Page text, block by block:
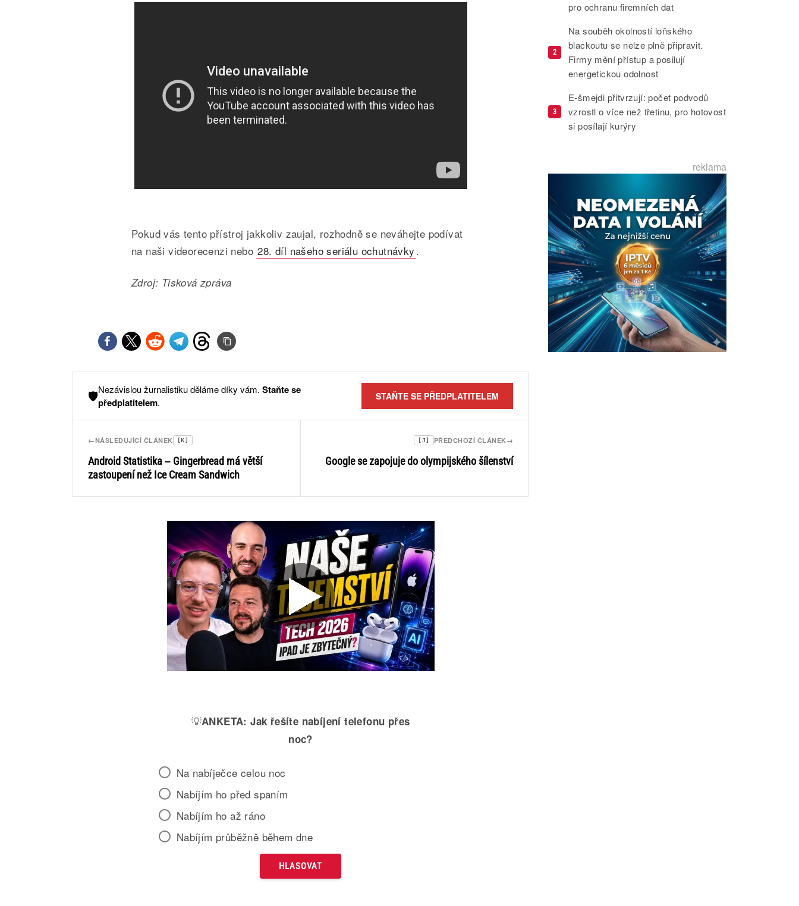
Pokud vás tento přístroj jakkoliv zaujal, rozhodně se neváhejte podívat
na naši videorecenzi nebo 28. díl našeho seriálu ochutnávky .
Zdroj: Tisková zpráva
🛡️Nezávislou žurnalistiku děláme díky vám. Staňte se
předplatitelem. STAŇTE SE PŘEDPLATITELEM
←NÁSLEDUJÍCÍ ČLÁNEK [K]
Android Statistika – Gingerbread má větší
zastoupení než Ice Cream Sandwich
→
PŘEDCHOZÍ ČLÁNEK
[J]
Google se zapojuje do olympijského šílenství
💡ANKETA: Jak řešíte nabíjení telefonu přes
noc?
Na nabíječce celou noc
Nabíjím ho před spaním
Nabíjím ho až ráno
Nabíjím průběžně během dne
pro ochranu firemních dat
2
Na souběh okolností loňského
blackoutu se nelze plně připravit.
Firmy mění přístup a posilují
energetickou odolnost
3
E-šmejdi přitvrzují: počet podvodů
vzrostl o více než třetinu, pro hotovost
si posílají kurýry
reklama